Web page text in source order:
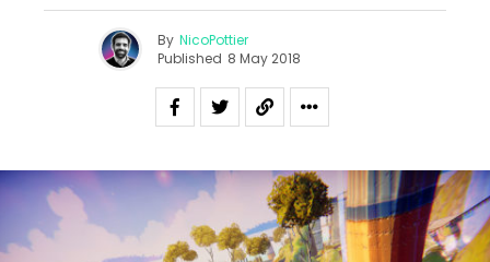
By NicoPottier
Published 8 May 2018